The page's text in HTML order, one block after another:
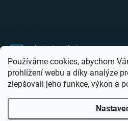
Používáme cookies, abychom
prohlížení webu a díky analýze
zlepšovali jeho funkce, výkon a
obchod@giftak.cz
731 320 162
Gifťák se mi líbí!